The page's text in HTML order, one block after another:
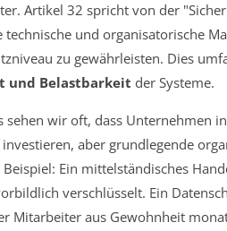
Artikel 32 spricht von der
technische und organisatorische
zu gewährleisten. Dies
und Belastbarkeit der Systeme.
sehen wir oft, dass Unternehmen
aber grundlegende
Beispiel: Ein mittelständisches
verschlüsselt. Ein
Mitarbeiter aus Gewohnheit